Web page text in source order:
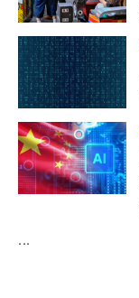
...